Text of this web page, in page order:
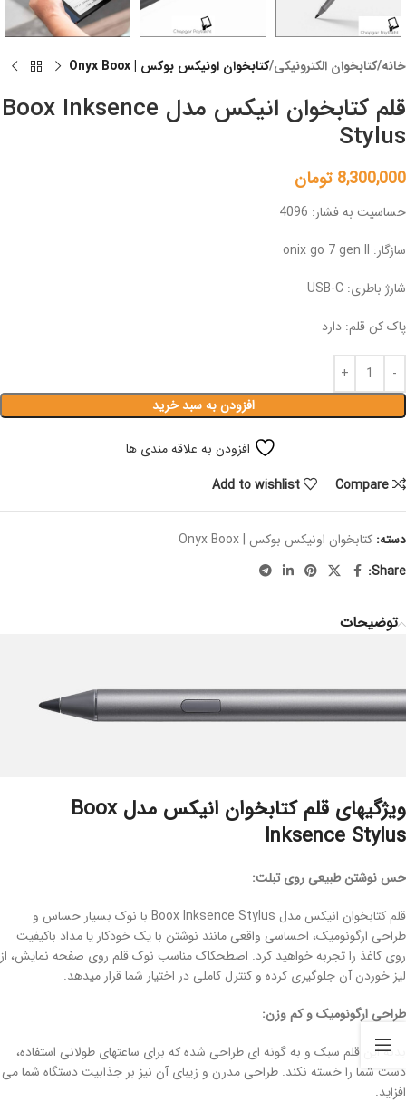
خانه کتابخوان الکترونیکی کتابخوان اونیکس بوکس | Onyx Boox
قلم کتابخوان انیکس مدل Boox Inksence
Stylus
8,300,000 تومان
حساسیت به فشار: 4096
سازگار: onix go 7 gen II
شارژ باطری: USB-C
پاک کن قلم: دارد
افزودن به سبد خرید
افزودن به علاقه مندی ها
Compare
Add to wishlist
دسته: کتابخوان اونیکس بوکس | Onyx Boox
Share:
توضیحات
ویژگیهای قلم کتابخوان انیکس مدل Boox
Inksence Stylus
حس نوشتن طبیعی روی تبلت:
قلم کتابخوان انیکس مدل Boox Inksence Stylus با نوک بسیار حساس و
طراحی ارگونومیک، احساسی واقعی مانند نوشتن با یک خودکار یا مداد باکیفیت
روی کاغذ را تجربه خواهید کرد. اصطحکاک مناسب نوک قلم روی صفحه نمایش، از
لیز خوردن آن جلوگیری کرده و کنترل کاملی در اختیار شما قرار میدهد.
طراحی ارگونومیک و کم وزن:
بدنه این قلم سبک و به گونه ای طراحی شده که برای ساعتهای طولانی استفاده،
دست شما را خسته نکند. طراحی مدرن و زیبای آن نیز بر جذابیت دستگاه شما می
افزاید.